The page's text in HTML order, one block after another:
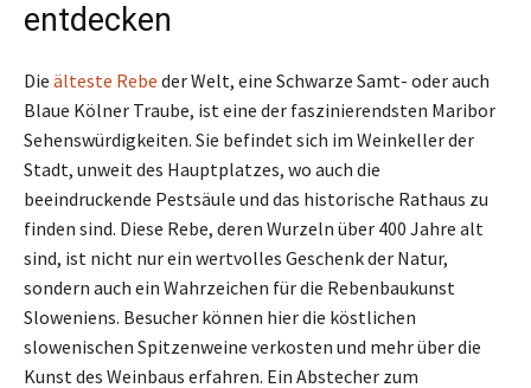
entdecken
Die älteste Rebe der Welt, eine Schwarze Samt- oder auch
Blaue Kölner Traube, ist eine der faszinierendsten Maribor
Sehenswürdigkeiten. Sie befindet sich im Weinkeller der
Stadt, unweit des Hauptplatzes, wo auch die
beeindruckende Pestsäule und das historische Rathaus zu
finden sind. Diese Rebe, deren Wurzeln über 400 Jahre alt
sind, ist nicht nur ein wertvolles Geschenk der Natur,
sondern auch ein Wahrzeichen für die Rebenbaukunst
Sloweniens. Besucher können hier die köstlichen
slowenischen Spitzenweine verkosten und mehr über die
Kunst des Weinbaus erfahren. Ein Abstecher zum